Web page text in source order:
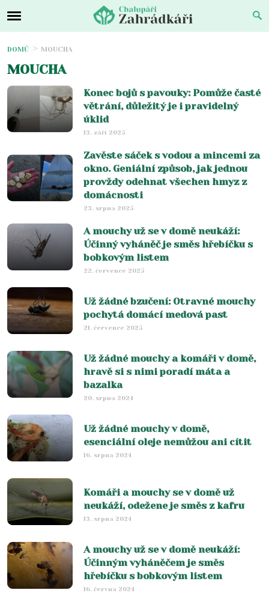
DOMŮ MOUCHA
MOUCHA
Konec bojů s pavouky: Pomůže časté
větrání, důležitý je i pravidelný
úklid
13. září 2025
Zavěste sáček s vodou a mincemi za
okno. Geniální způsob, jak jednou
provždy odehnat všechen hmyz z
domácnosti
23. srpna 2025
A mouchy už se v domě neukáží:
Účinný vyháněč je směs hřebíčku s
bobkovým listem
22. července 2025
Už žádné bzučení: Otravné mouchy
pochytá domácí medová past
21. července 2025
Už žádné mouchy a komáři v domě,
hravě si s nimi poradí máta a
bazalka
20. srpna 2024
Už žádné mouchy v domě,
esenciální oleje nemůžou ani cítit
16. srpna 2024
Komáři a mouchy se v domě už
neukáží, odežene je směs z kafru
13. srpna 2024
A mouchy už se v domě neukáží:
Účinným vyháněčem je směs
hřebíčku s bobkovým listem
16. června 2024